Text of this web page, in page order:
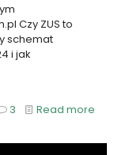
Czy ZUS to
schemat
i jak
3 Read more